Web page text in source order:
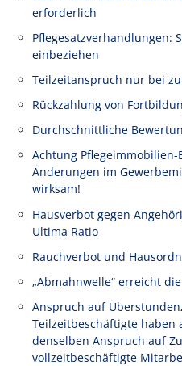
erforderlich
Pflegesatzverhandlungen:
einbeziehen
Teilzeitanspruch nur bei
Rückzahlung von
Durchschnittliche
Achtung
Änderungen im
wirksam!
Hausverbot gegen
Ultima Ratio
Rauchverbot und
„Abmahnwelle“ erreicht
Anspruch auf
Teilzeitbeschäftigte haben
denselben Anspruch auf
vollzeitbeschäftigte